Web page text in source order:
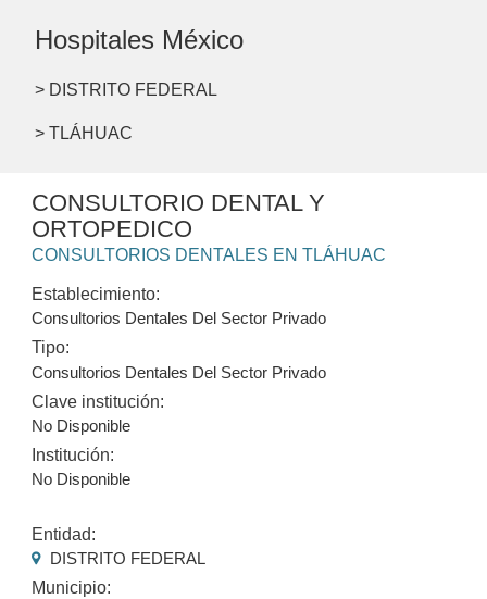
Hospitales México
> DISTRITO FEDERAL
> TLÁHUAC
CONSULTORIO DENTAL Y
ORTOPEDICO
CONSULTORIOS DENTALES EN TLÁHUAC
Establecimiento:
Consultorios Dentales Del Sector Privado
Tipo:
Consultorios Dentales Del Sector Privado
Clave institución:
No Disponible
Institución:
No Disponible
Entidad:
DISTRITO FEDERAL
Municipio: